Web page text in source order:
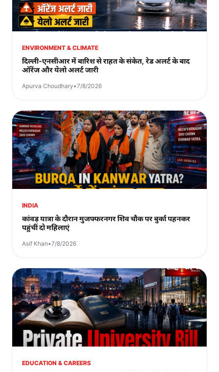
ENVIRONMENT & CLIMATE
दिल्ली-एनसीआर में बारिश से राहत के संकेत, रेड अलर्ट के बाद
ऑरेंज और येलो अलर्ट जारी
Apurva Choudhary•7/8/2026
INDIA
कांवड़ यात्रा के दौरान मुजफ्फरनगर शिव चौक पर बुर्का पहनकर
पहुंचीं दो महिलाएं
Asif Khan•7/8/2026
EDUCATION & CAREERS